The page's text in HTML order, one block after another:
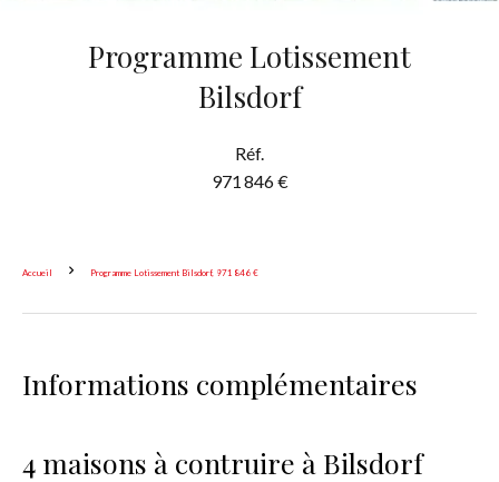
Programme Lotissement
Bilsdorf
Réf.
971 846 €
Accueil Programme Lotissement Bilsdorf, 971 846 €
Informations complémentaires
4 maisons à contruire à Bilsdorf